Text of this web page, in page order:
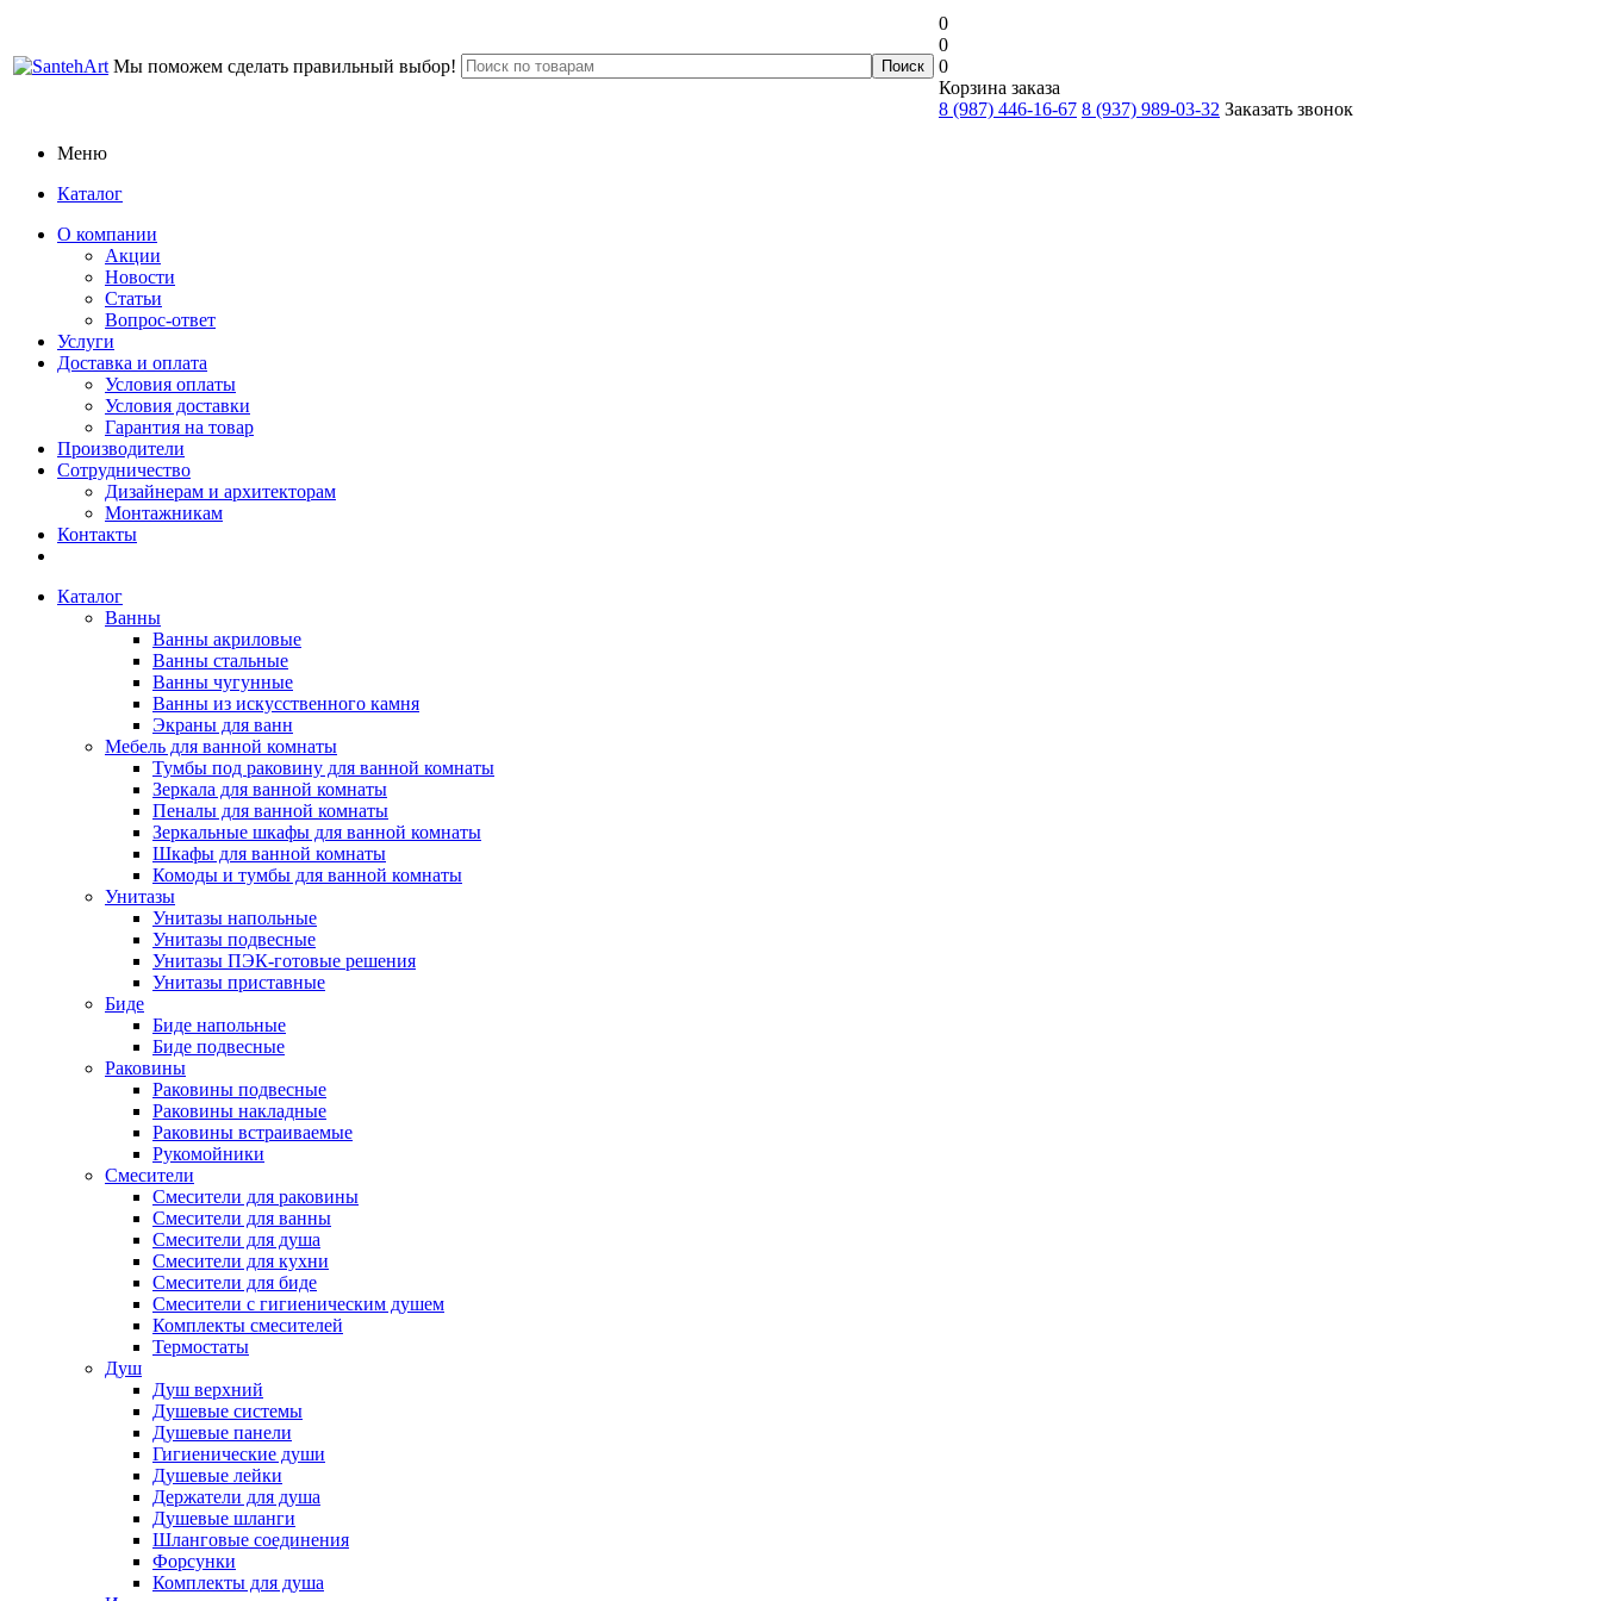
Мы поможем сделать правильный выбор!
0
0
0
Корзина заказа
8 (987) 446-16-67 8 (937) 989-03-32 Заказать звонок
Меню
Каталог
О компании
Акции
Новости
Статьи
Вопрос-ответ
Услуги
Доставка и оплата
Условия оплаты
Условия доставки
Гарантия на товар
Производители
Сотрудничество
Дизайнерам и архитекторам
Монтажникам
Контакты
Каталог
Ванны
Ванны акриловые
Ванны стальные
Ванны чугунные
Ванны из искусственного камня
Экраны для ванн
Мебель для ванной комнаты
Тумбы под раковину для ванной комнаты
Зеркала для ванной комнаты
Пеналы для ванной комнаты
Зеркальные шкафы для ванной комнаты
Шкафы для ванной комнаты
Комоды и тумбы для ванной комнаты
Унитазы
Унитазы напольные
Унитазы подвесные
Унитазы ПЭК-готовые решения
Унитазы приставные
Биде
Биде напольные
Биде подвесные
Раковины
Раковины подвесные
Раковины накладные
Раковины встраиваемые
Рукомойники
Смесители
Смесители для раковины
Смесители для ванны
Смесители для душа
Смесители для кухни
Смесители для биде
Смесители с гигиеническим душем
Комплекты смесителей
Термостаты
Душ
Душ верхний
Душевые системы
Душевые панели
Гигиенические души
Душевые лейки
Держатели для душа
Душевые шланги
Шланговые соединения
Форсунки
Комплекты для душа